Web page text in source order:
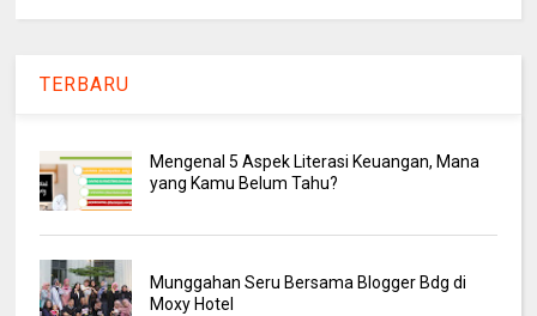
TERBARU
Mengenal 5 Aspek Literasi Keuangan, Mana
yang Kamu Belum Tahu?
Munggahan Seru Bersama Blogger Bdg di
Moxy Hotel